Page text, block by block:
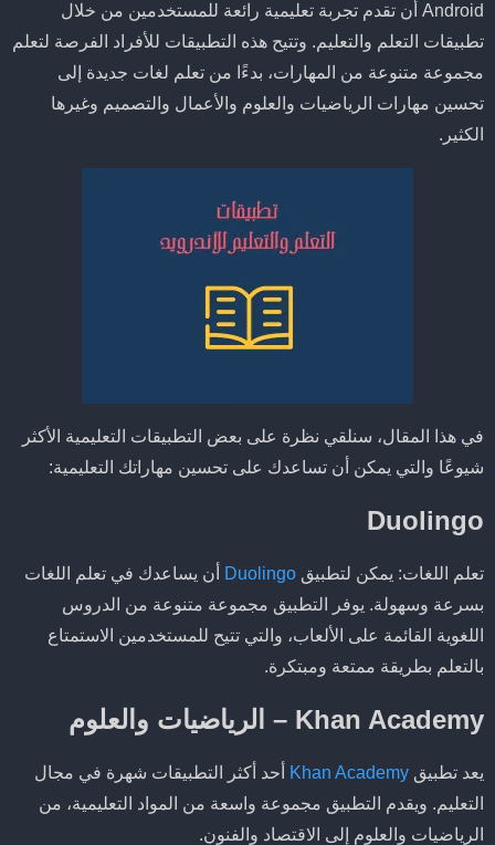
Android أن تقدم تجربة تعليمية رائعة للمستخدمين من خلال
تطبيقات التعلم والتعليم. وتتيح هذه التطبيقات للأفراد الفرصة لتعلم
مجموعة متنوعة من المهارات، بدءًا من تعلم لغات جديدة إلى
تحسين مهارات الرياضيات والعلوم والأعمال والتصميم وغيرها
الكثير.
في هذا المقال، سنلقي نظرة على بعض التطبيقات التعليمية الأكثر
شيوعًا والتي يمكن أن تساعدك على تحسين مهاراتك التعليمية:
Duolingo
تعلم اللغات: يمكن لتطبيق Duolingo
أن يساعدك في تعلم اللغات
بسرعة وسهولة. يوفر التطبيق مجموعة متنوعة من الدروس
اللغوية القائمة على الألعاب، والتي تتيح للمستخدمين الاستمتاع
بالتعلم بطريقة ممتعة ومبتكرة.
Khan Academy – الرياضيات والعلوم
يعد تطبيق Khan Academy
أحد أكثر التطبيقات شهرة في مجال
التعليم. ويقدم التطبيق مجموعة واسعة من المواد التعليمية، من
الرياضيات والعلوم إلى الاقتصاد والفنون.